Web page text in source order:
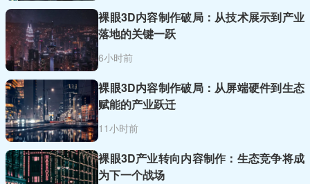
裸眼3D内容制作破局：从技术展示到产业
落地的关键一跃
6小时前
裸眼3D内容制作破局：从屏端硬件到生态
赋能的产业跃迁
11小时前
裸眼3D产业转向内容制作：生态竞争将成
为下一个战场